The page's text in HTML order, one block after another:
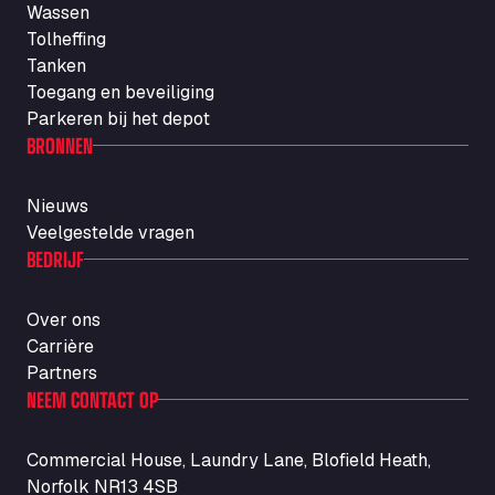
Autotransit Amann
Auf dem Dreisch 8, 34346
Avin Kominis
Vasilikos Intersection E90, 46 100
AW Jenkinson Runcorn Truck Parking
M6 J40, Penrith Industrial Estate, CA11 9EH
Backline Logistics Limited
Ctra C 157 , 37009
Ballinluig Services
Ballinluig, PH9 0LG
ZI de la Vallée du Bois EST, 62450
Barneys Diner
Wassen
Tolheffing
Tanken
Toegang en beveiliging
Parkeren bij het depot
BRONNEN
Nieuws
Veelgestelde vragen
BEDRIJF
Over ons
Carrière
Partners
NEEM CONTACT OP
Commercial House, Laundry Lane, Blofield Heath,
Norfolk NR13 4SB